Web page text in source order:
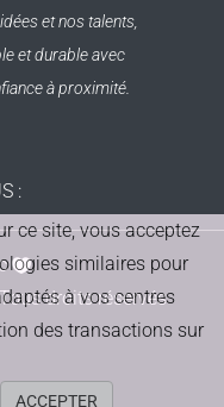
et nos talents,
et durableavec
à proximité.
:
droits réservés
ce site, vous acceptez
similaires pour
à vos centres
des transactions sur
ACCEPTER